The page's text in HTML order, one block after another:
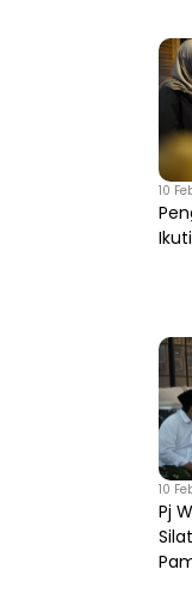
10
10
Pj